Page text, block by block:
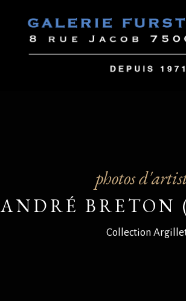
photos
ANDRÉ BRETON
Collection